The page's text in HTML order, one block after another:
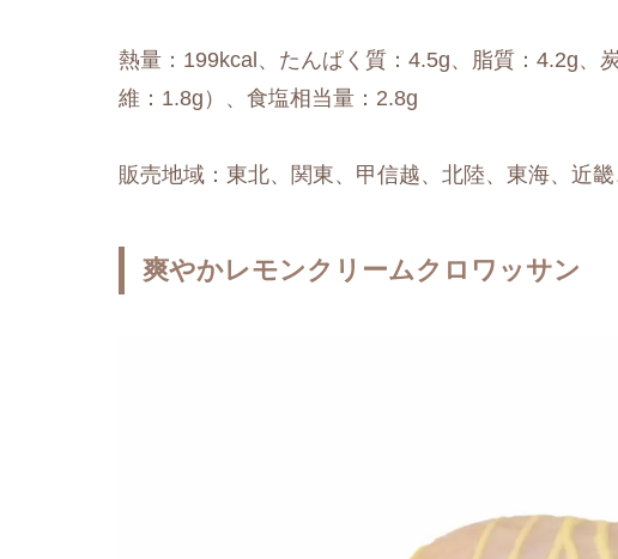
熱量：199kcal、たんぱく質：4.5g、脂質：4.2g、
維：1.8g）、食塩相当量：2.8g
販売地域：東北、関東、甲信越、北陸、東海、近
爽やかレモンクリームクロワッサン